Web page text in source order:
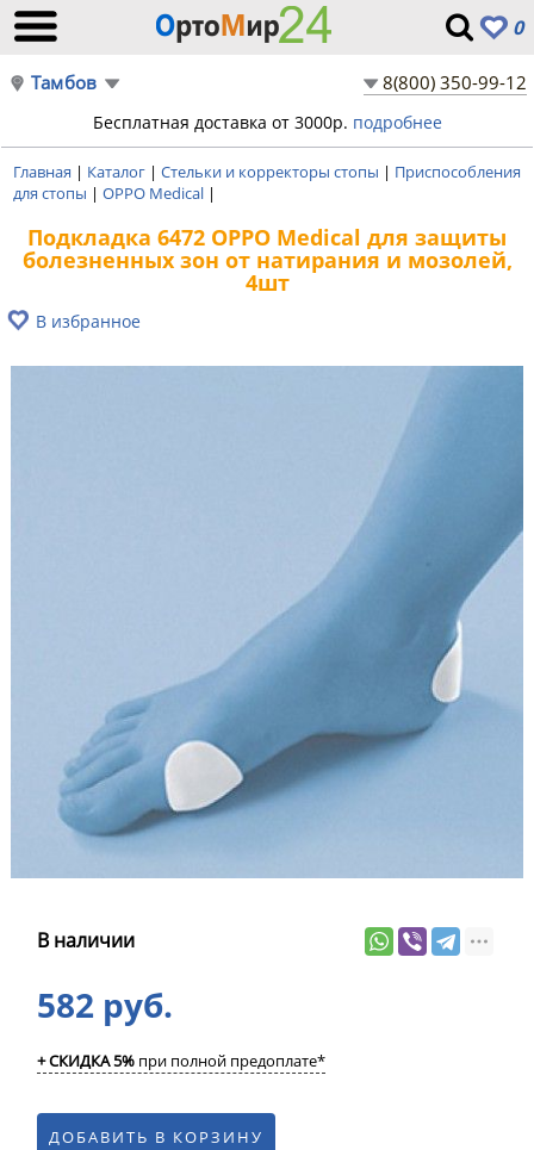
0
Тамбов 8(800) 350-99-12
Бесплатная доставка от 3000р. подробнее
Главная | Каталог | Стельки и корректоры стопы | Приспособления
для стопы | OPPO Medical |
Подкладка 6472 OPPO Medical для защиты
болезненных зон от натирания и мозолей,
4шт
В избранное
В наличии
582 руб.
+ СКИДКА 5% при полной предоплате*
ДОБАВИТЬ В КОРЗИНУ